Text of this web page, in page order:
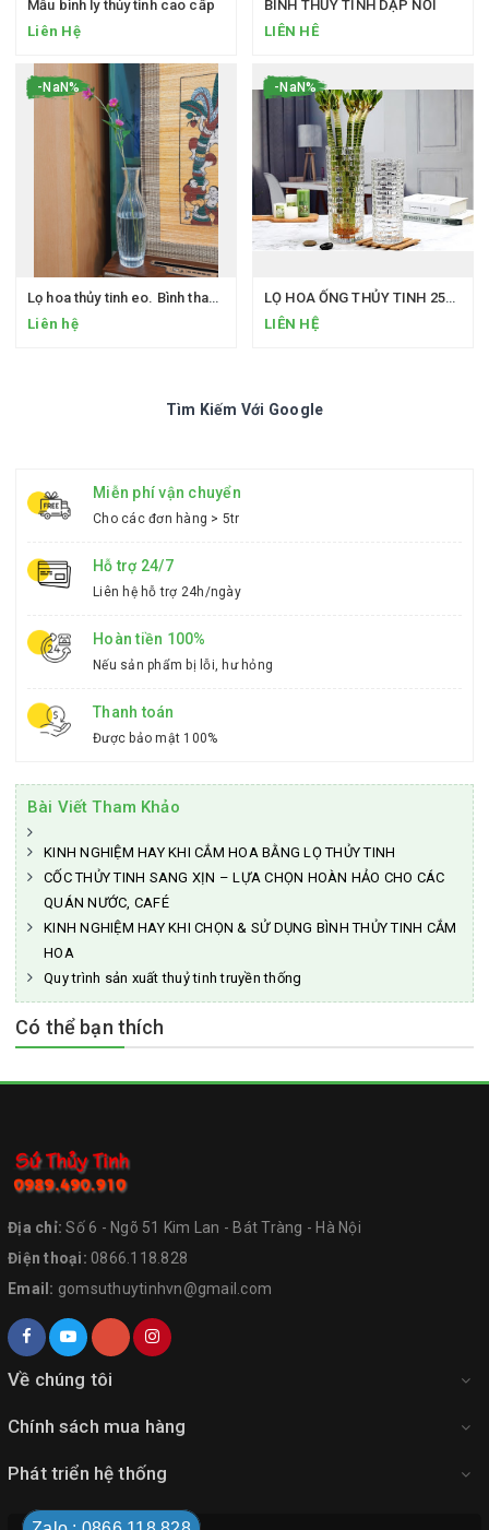
Mẫu bình ly thủy tinh cao cấp
Liên Hệ
BÌNH THỦY TINH DẬP NỔI
LIÊN HÊ
-NaN%
Lọ hoa thủy tinh eo. Bình thanh tịnh
Liên hệ
-NaN%
LỌ HOA ỐNG THỦY TINH 25CM
LIÊN HỆ
Tìm Kiếm Với Google
Miễn phí vận chuyển
Cho các đơn hàng > 5tr
Hỗ trợ 24/7
Liên hệ hỗ trợ 24h/ngày
Hoàn tiền 100%
Nếu sản phẩm bị lỗi, hư hỏng
Thanh toán
Được bảo mật 100%
Bài Viết Tham Khảo
KINH NGHIỆM HAY KHI CẮM HOA BẰNG LỌ THỦY TINH
CỐC THỦY TINH SANG XỊN – LỰA CHỌN HOÀN HẢO CHO CÁC
QUÁN NƯỚC, CAFÉ
KINH NGHIỆM HAY KHI CHỌN & SỬ DỤNG BÌNH THỦY TINH CẮM
HOA
Quy trình sản xuất thuỷ tinh truyền thống
Có thể bạn thích
Địa chỉ:Số 6 - Ngõ 51 Kim Lan - Bát Tràng - Hà Nội
Điện thoại: 0866.118.828
Email: gomsuthuytinhvn@gmail.com
Về chúng tôi
Chính sách mua hàng
Phát triển hệ thống